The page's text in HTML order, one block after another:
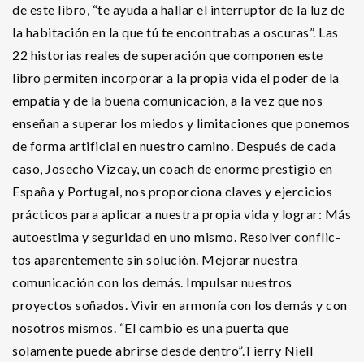
de este libro, “te ayuda a hallar el interruptor de la luz de
la habitación en la que tú te encontrabas a oscuras”. Las
22 historias reales de superación que componen este
libro permiten incorporar a la propia vida el poder de la
empatía y de la buena comunicación, a la vez que nos
enseñan a superar los miedos y limitaciones que ponemos
de forma artificial en nuestro camino. Después de cada
caso, Josecho Vizcay, un coach de enorme prestigio en
España y Portugal, nos proporciona claves y ejercicios
prácticos para aplicar a nuestra propia vida y lograr: Más
autoestima y seguridad en uno mismo. Resolver conflic-
tos aparentemente sin solución. Mejorar nuestra
comunicación con los demás. Impulsar nuestros
proyectos soñados. Vivir en armonía con los demás y con
nosotros mismos. “El cambio es una puerta que
solamente puede abrirse desde dentro”.Tierry Niell